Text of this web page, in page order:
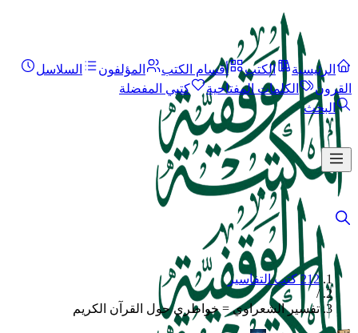
الرئيسية الكتب أقسام الكتب المؤلفون
السلاسل
القرون
الكلمات المفتاحية
كتبي المفضلة
البحث
212 كتب التفاسير
/
تفسير الشعراوي = خواطري حول القرآن الكريم